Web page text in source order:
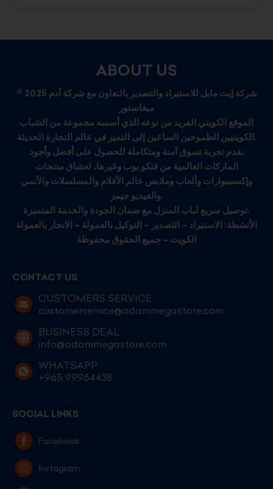
ABOUT US
© 2025 شركة إيت مايل للاستيراد والتصدير بالتعاون مع شركة آدم
ميغاستور
الموقع الكويتي الفريد من نوعه الذي أسسه مجموعة من الشباب
الكويتيين الطموحين الساعين إلى التميز في عالم التجارة الحديثة.
نقدم تجربة تسوق آمنة ومتكاملة للحصول على أفضل وأجود
الماركات العالمية من فنكو بوب وغيرها، لعشاق منتجات
وإكسسوارات وألعاب وملابس عالم الأفلام والمسلسلات والأنمي
والفيديو جيمز.
توصيل سريع لباب المنزل مع ضمان الجودة والخدمة المتميزة.
الأنشطة: الاستيراد – التصدير – التوكيل بالعمولة – الاتجار بالعمولة
الكويت – جميع الحقوق محفوظة
CONTACT US
CUSTOMERS SERVICE
customerservice@adammegastore.com
BUSINESS DEAL
info@adammegastore.com
WHATSAPP
+965 99964438
SOCIAL LINKS
Facebook
Instagram